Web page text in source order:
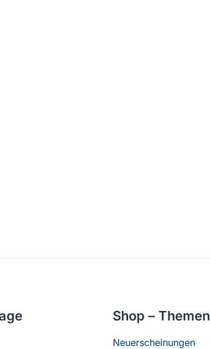
Shop – Themen
Neuerscheinungen